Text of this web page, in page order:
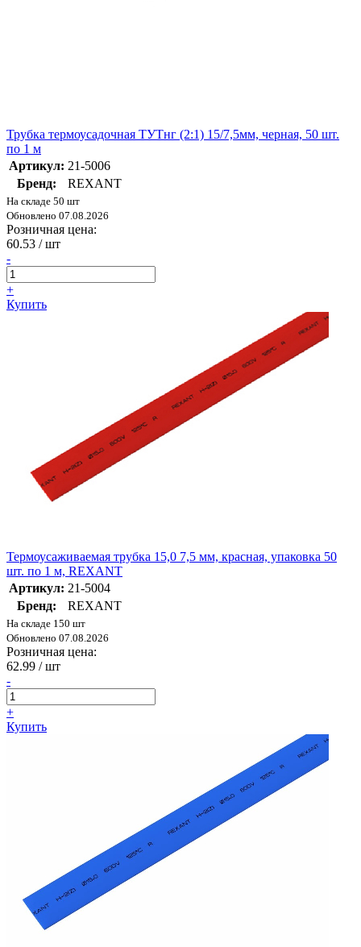
Трубка термоусадочная ТУТнг (2:1) 15/7,5мм, черная, 50 шт.
по 1 м
Артикул: 21-5006
Бренд:
REXANT
На складе 50 шт
Обновлено 07.08.2026
Розничная цена:
60.53 / шт
-
+
Купить
Термоусаживаемая трубка 15,0 7,5 мм, красная, упаковка 50
шт. по 1 м, REXANT
Артикул: 21-5004
Бренд:
REXANT
На складе 150 шт
Обновлено 07.08.2026
Розничная цена:
62.99 / шт
-
+
Купить